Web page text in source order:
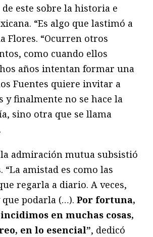
este sobre la historia e
“Es algo que lastimó a
Flores. “Ocurren otros
como cuando ellos
años intentan formar una
Fuentes quiere invitar a
y finalmente no se hace la
sino otra que se llama
admiración mutua subsistió
“La amistad es como las
regarla a diario. A veces,
podarla (…). Por fortuna,
en muchas cosas,
en lo esencial”, dedicó